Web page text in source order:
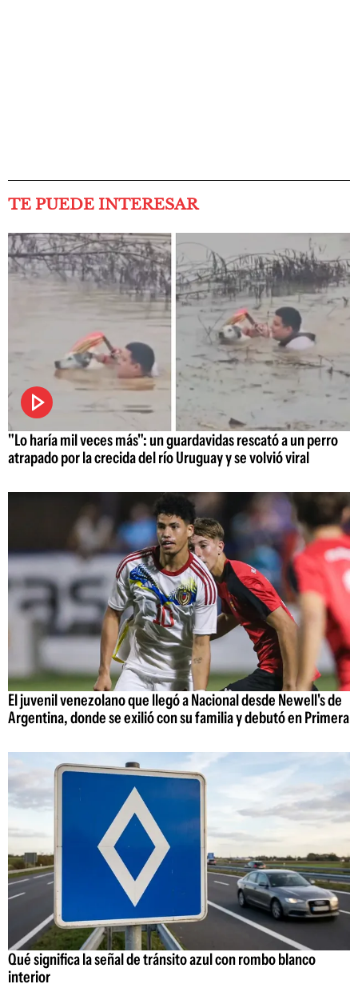
TE PUEDE INTERESAR
"Lo haría mil veces más": un guardavidas rescató a un perro
atrapado por la crecida del río Uruguay y se volvió viral
El juvenil venezolano que llegó a Nacional desde Newell's de
Argentina, donde se exilió con su familia y debutó en Primera
Qué significa la señal de tránsito azul con rombo blanco
interior